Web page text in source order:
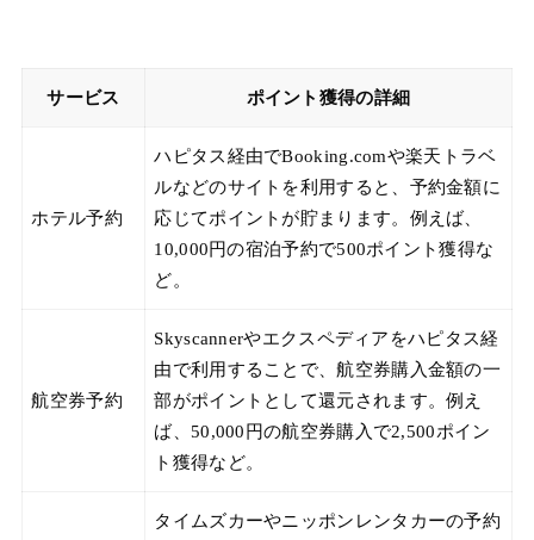
サービス ポイント獲得の詳細
ホテル予約
ハピタス経由でBooking.comや楽天トラベ
ルなどのサイトを利用すると、予約金額に
応じてポイントが貯まります。例えば、
10,000円の宿泊予約で500ポイント獲得な
ど。
航空券予約
Skyscannerやエクスペディアをハピタス経
由で利用することで、航空券購入金額の一
部がポイントとして還元されます。例え
ば、50,000円の航空券購入で2,500ポイン
ト獲得など。
タイムズカーやニッポンレンタカーの予約